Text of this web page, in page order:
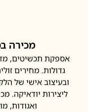
מכירה
תכשיטים, מדליות,
מחירים זולים ללא
אישי של הלקוח.
יודאיקה. מכירה
ואגודות, מועצות